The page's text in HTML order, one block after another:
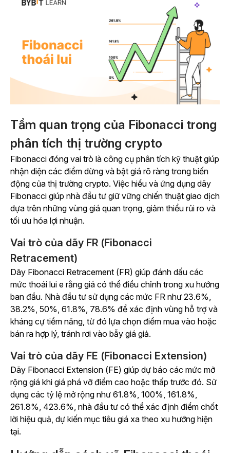
Tầm quan trọng của Fibonacci trong
phân tích thị trường crypto
Fibonacci đóng vai trò là công cụ phân tích kỹ thuật giúp
nhận diện các điểm dừng và bật giá rõ ràng trong biến
động của thị trường crypto. Việc hiểu và ứng dụng dãy
Fibonacci giúp nhà đầu tư giữ vững chiến thuật giao dịch
dựa trên những vùng giá quan trọng, giảm thiểu rủi ro và
tối ưu hóa lợi nhuận.
Vai trò của dãy FR (Fibonacci
Retracement)
Dãy Fibonacci Retracement (FR) giúp đánh dấu các
mức thoái lui e rằng giá có thể điều chỉnh trong xu hướng
ban đầu. Nhà đầu tư sử dụng các mức FR như 23.6%,
38.2%, 50%, 61.8%, 78.6% để xác định vùng hỗ trợ và
kháng cự tiềm năng, từ đó lựa chọn điểm mua vào hoặc
bán ra hợp lý, tránh rơi vào bẫy giá giả.
Vai trò của dãy FE (Fibonacci Extension)
Dãy Fibonacci Extension (FE) giúp dự báo các mức mở
rộng giá khi giá phá vỡ điểm cao hoặc thấp trước đó. Sử
dụng các tỷ lệ mở rộng như 61.8%, 100%, 161.8%,
261.8%, 423.6%, nhà đầu tư có thể xác định điểm chốt
lời hiệu quả, dự kiến mục tiêu giá xa theo xu hướng hiện
tại.